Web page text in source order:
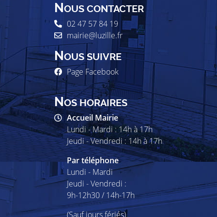
NOUS CONTACTER
02 47 57 84 19
mairie@luzille.fr
NOUS SUIVRE
Page Facebook
NOS HORAIRES
Accueil Mairie
Lundi - Mardi : 14h à 17h
Jeudi - Vendredi : 14h à 17h
Par téléphone
Lundi - Mardi
Jeudi - Vendredi :
9h-12h30 / 14h-17h
(Sauf jours fériés)